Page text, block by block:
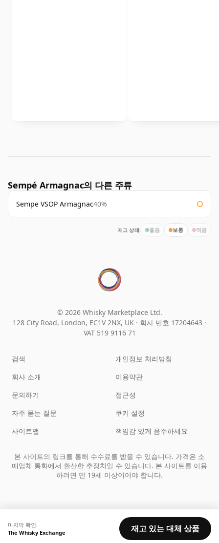
Sempé Armagnac의 다른 주류
Sempe VSOP Armagnac40%
재고 상태: 좋음 보통 적음
마지막 확인:
The Whisky Exchange
재고 있는 대체 상품
© 2026 Whisky Marketplace Ltd.
128 City Road, London, EC1V 2NX, UK · 회사 번호 17204643 ·
VAT 519 9116 71
검색
회사 소개
문의하기
자주 묻는 질문
사이트맵
개인정보 처리방침
이용약관
접근성
쿠키 설정
책임감 있게 음주하세요
본 사이트의 링크를 통해 수수료를 받을 수 있습니다. 가격은 소
매업체 통화에서 환산한 추정치일 수 있습니다. 본 사이트를 이용
하려면 만 19세 이상이어야 합니다.